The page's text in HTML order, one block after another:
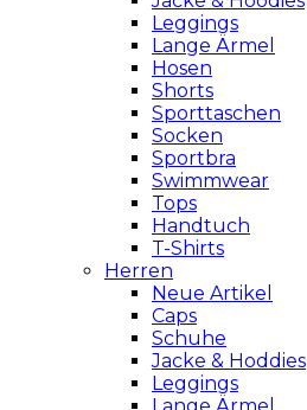
Leggings
Lange Ärmel
Hosen
Shorts
Sporttaschen
Socken
Sportbra
Swimmwear
Tops
Handtuch
T-Shirts
Herren
Neue Artikel
Caps
Schuhe
Jacke & Hoddies
Leggings